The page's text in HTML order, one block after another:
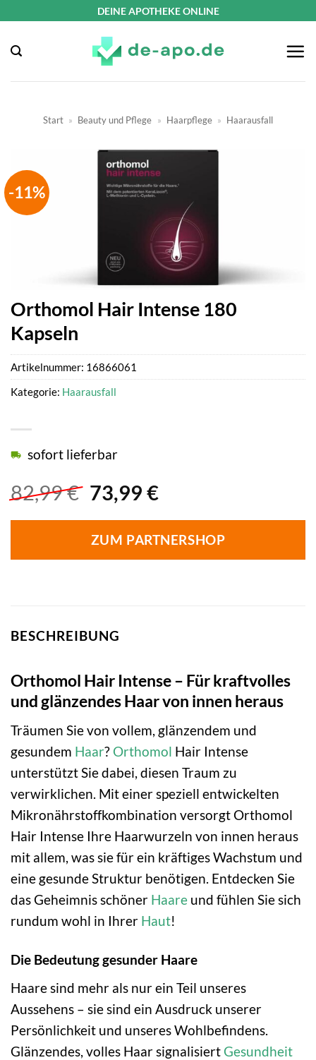
springen
DEINE APOTHEKE ONLINE
Start » Beauty und Pflege » Haarpflege » Haarausfall
-11%
Orthomol Hair Intense 180
Kapseln
82,99€ Ursprünglicher
war:
82,99 €
73,99 €Aktueller
ist:
73,99 €.
sofort lieferbar
ZUM PARTNERSHOP
Artikelnummer: 16866061
Kategorie: Haarausfall
BESCHREIBUNG
Orthomol Hair Intense – Für kraftvolles
und glänzendes Haar von innen heraus
Träumen Sie von vollem, glänzendem und
gesundem Haar? Orthomol Hair Intense
unterstützt Sie dabei, diesen Traum zu
verwirklichen. Mit einer speziell entwickelten
Mikronährstoffkombination versorgt Orthomol
Hair Intense Ihre Haarwurzeln von innen heraus
mit allem, was sie für ein kräftiges Wachstum und
eine gesunde Struktur benötigen. Entdecken Sie
das Geheimnis schöner Haare und fühlen Sie sich
rundum wohl in Ihrer Haut!
Die Bedeutung gesunder Haare
Haare sind mehr als nur ein Teil unseres
Aussehens – sie sind ein Ausdruck unserer
Persönlichkeit und unseres Wohlbefindens.
Glänzendes, volles Haar signalisiert Gesundheit